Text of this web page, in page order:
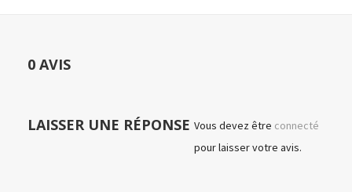
0 AVIS
LAISSER UNE RÉPONSE Vous devez être connecté
pour laisser votre avis.